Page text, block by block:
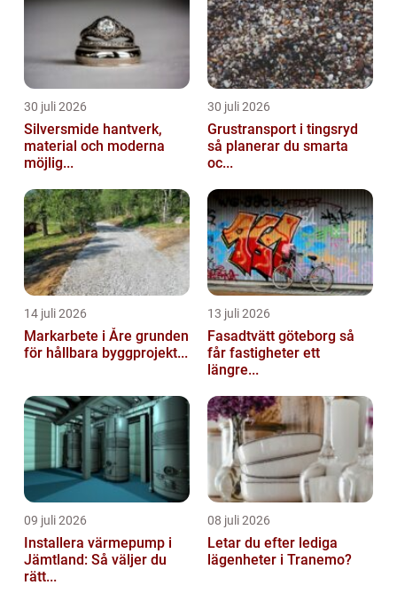
30 juli 2026
Silversmide hantverk,
material och moderna
möjlig...
30 juli 2026
Grustransport i tingsryd
så planerar du smarta
oc...
14 juli 2026
Markarbete i Åre grunden
för hållbara byggprojekt...
13 juli 2026
Fasadtvätt göteborg så
får fastigheter ett
längre...
09 juli 2026
Installera värmepump i
Jämtland: Så väljer du
rätt...
08 juli 2026
Letar du efter lediga
lägenheter i Tranemo?